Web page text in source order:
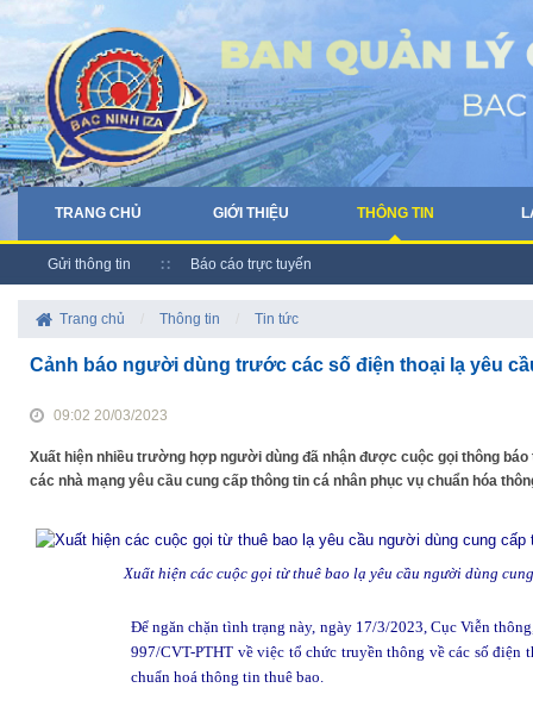
TRANG CHỦ GIỚI THIỆU THÔNG TIN
Gửi thông tin Báo cáo trực tuyến
Trang chủ Thông tin Tin tức
Cảnh báo người dùng trước các số điện thoại lạ yêu
09:02 20/03/2023
Xuất hiện nhiều trường hợp người dùng đã nhận được cuộc gọi thông
các nhà mạng yêu cầu cung cấp thông tin cá nhân phục vụ chuẩn hóa
Xuất hiện các cuộc gọi từ thuê bao lạ yêu cầu người dùng
Để ngăn chặn tình trạng này, ngày 17/3/2023, Cục Viễn
997/CVT-PTHT về việc tổ chức truyền thông về các số
chuẩn hoá thông tin thuê bao.